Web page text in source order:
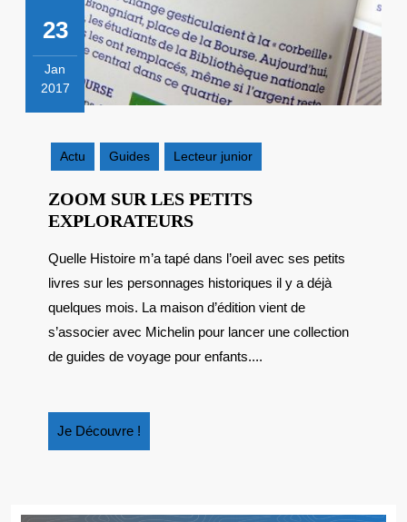
23
Jan
2017
2017
Actu
Guides Lecteur junior
ZOOM SUR LES PETITS
EXPLORATEURSZOOM
LES
PETITS
EXPLORATEURS
Quelle Histoire m’a tapé dans l’oeil avec ses petits
livres sur les personnages historiques il y a déjà
quelques mois. La maison d’édition vient de
s’associer avec Michelin pour lancer une collection
de guides de voyage pour enfants....
Je Découvre !
Découvre